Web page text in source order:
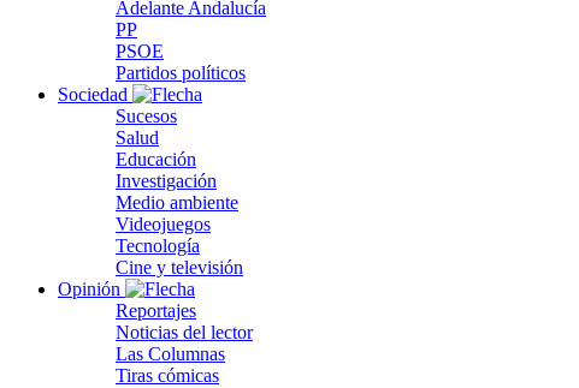
Adelante Andalucía
PP
PSOE
Partidos políticos
Sociedad
Sucesos
Salud
Educación
Investigación
Medio ambiente
Videojuegos
Tecnología
Cine y televisión
Opinión
Reportajes
Noticias del lector
Las Columnas
Tiras cómicas